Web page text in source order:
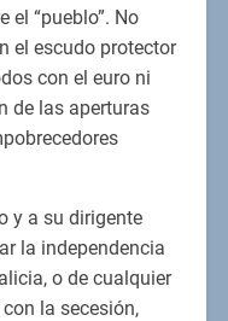
el “pueblo”. No
el escudo protector
con el euro ni
de las aperturas
y a su dirigente
la independencia
o de cualquier
la secesión,